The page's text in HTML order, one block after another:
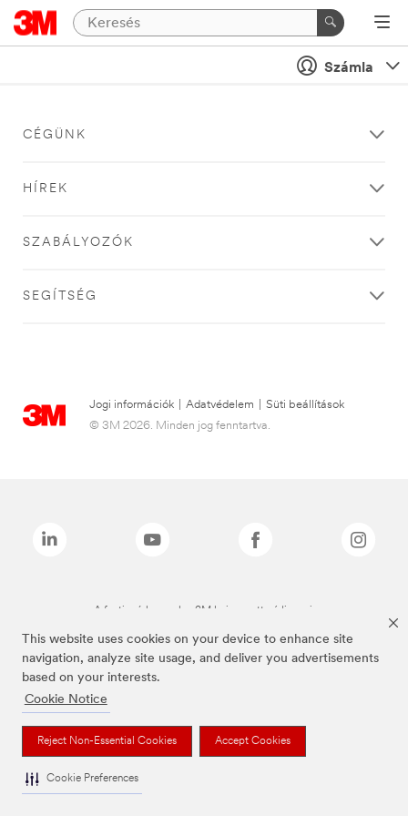
This website uses cookies on your device to enhance site
navigation, analyze site usage, and deliver you advertisements
based on your interests.
Cookie Notice
Reject Non-Essential Cookies Accept Cookies
Cookie Preferences
Számla
CÉGÜNK
HÍREK
SZABÁLYOZÓK
SEGÍTSÉG
Jogi információk Adatvédelem
Süti beállítások
© 3M 2026. Minden jog fenntartva.
A fenti márkanevek a 3M bejegyzett védjegyei.